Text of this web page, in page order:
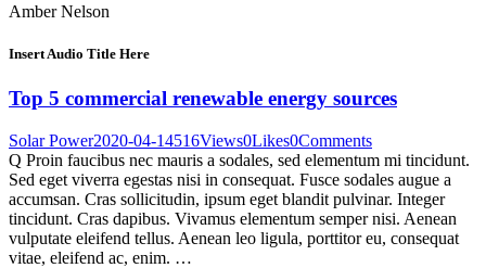
Amber Nelson
Insert Audio Title Here
Top 5 commercial renewable energy sources
Solar Power2020-04-14516Views0Likes0Comments
Q Proin faucibus nec mauris a sodales, sed elementum mi tincidunt.
Sed eget viverra egestas nisi in consequat. Fusce sodales augue a
accumsan. Cras sollicitudin, ipsum eget blandit pulvinar. Integer
tincidunt. Cras dapibus. Vivamus elementum semper nisi. Aenean
vulputate eleifend tellus. Aenean leo ligula, porttitor eu, consequat
vitae, eleifend ac, enim. …